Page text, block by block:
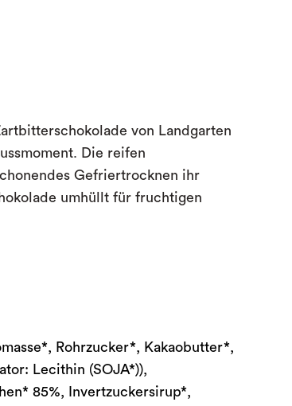
von Landgarten
Die reifen
Gefriertrocknen ihr
umhüllt für fruchtigen
Rohrzucker*, Kakaobutter*,
Lecithin (SOJA*)),
85%, Invertzuckersirup*,